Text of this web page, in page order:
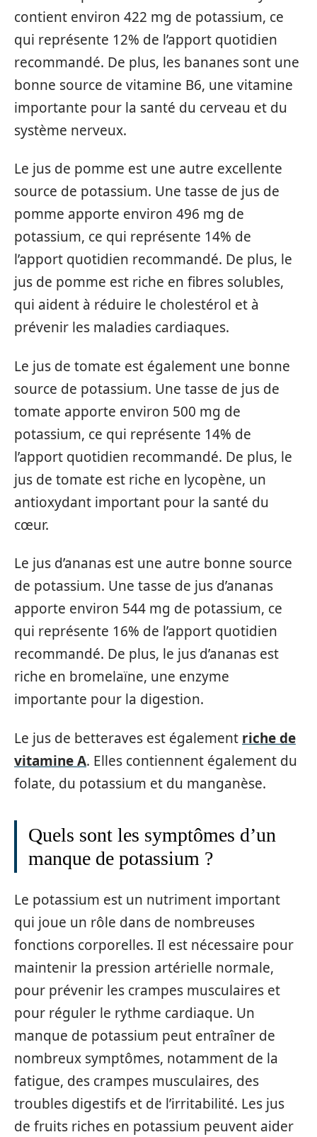
contient environ 422 mg de potassium, ce
qui représente 12% de l’apport quotidien
recommandé. De plus, les bananes sont une
bonne source de vitamine B6, une vitamine
importante pour la santé du cerveau et du
système nerveux.
Le jus de pomme est une autre excellente
source de potassium. Une tasse de jus de
pomme apporte environ 496 mg de
potassium, ce qui représente 14% de
l’apport quotidien recommandé. De plus, le
jus de pomme est riche en fibres solubles,
qui aident à réduire le cholestérol et à
prévenir les maladies cardiaques.
Le jus de tomate est également une bonne
source de potassium. Une tasse de jus de
tomate apporte environ 500 mg de
potassium, ce qui représente 14% de
l’apport quotidien recommandé. De plus, le
jus de tomate est riche en lycopène, un
antioxydant important pour la santé du
cœur.
Le jus d’ananas est une autre bonne source
de potassium. Une tasse de jus d’ananas
apporte environ 544 mg de potassium, ce
qui représente 16% de l’apport quotidien
recommandé. De plus, le jus d’ananas est
riche en bromelaïne, une enzyme
importante pour la digestion.
Le jus de betteraves est également riche de
vitamine A. Elles contiennent également du
folate, du potassium et du manganèse.
Quels sont les symptômes d’un
manque de potassium ?
Le potassium est un nutriment important
qui joue un rôle dans de nombreuses
fonctions corporelles. Il est nécessaire pour
maintenir la pression artérielle normale,
pour prévenir les crampes musculaires et
pour réguler le rythme cardiaque. Un
manque de potassium peut entraîner de
nombreux symptômes, notamment de la
fatigue, des crampes musculaires, des
troubles digestifs et de l’irritabilité. Les jus
de fruits riches en potassium peuvent aider